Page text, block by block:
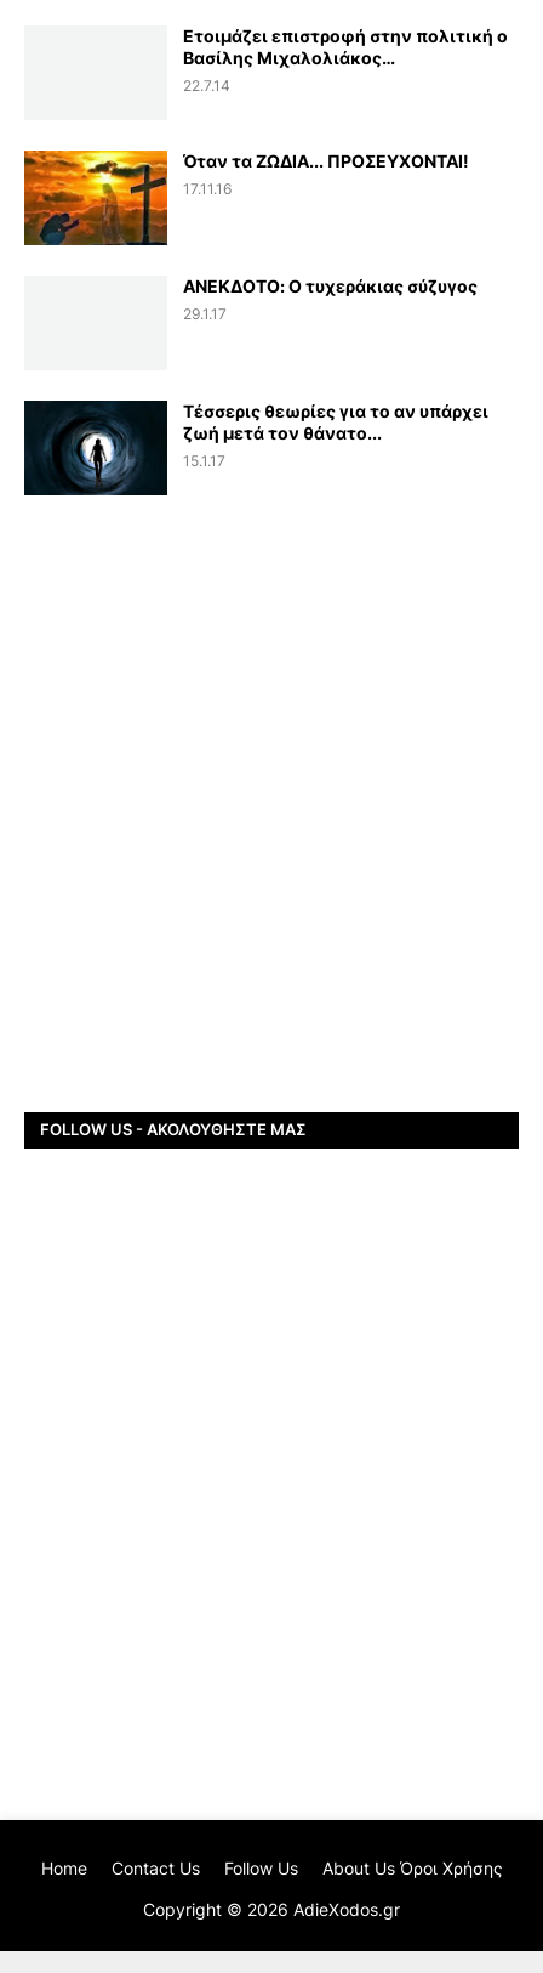
Ετοιμάζει επιστροφή στην πολιτική ο
Βασίλης Μιχαλολιάκος…
22.7.14
Όταν τα ΖΩΔΙΑ... ΠΡΟΣΕΥΧΟΝΤΑΙ!
17.11.16
ΑΝΕΚΔΟΤΟ: Ο τυχεράκιας σύζυγος
29.1.17
Τέσσερις θεωρίες για το αν υπάρχει
ζωή μετά τον θάνατο...
15.1.17
FOLLOW US - ΑΚΟΛΟΥΘΉΣΤΕ ΜΑΣ
Copyright © 2026 AdieXodos.gr
Home Contact Us Follow Us About Us Όροι Χρήσης